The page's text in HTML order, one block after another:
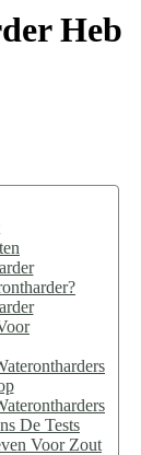
Heb
De Tests
Voor Zout